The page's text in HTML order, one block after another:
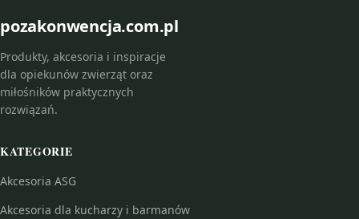
pozakonwencja.com.pl
Produkty, akcesoria i inspiracje
dla opiekunów zwierząt oraz
miłośników praktycznych
rozwiązań.
KATEGORIE
Akcesoria ASG
Akcesoria dla kucharzy i barmanów